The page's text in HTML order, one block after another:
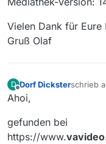
Vielen Dank für Eure
Gruß Olaf
D
Offline
Dorf Dicksterschrieb
zuletzt
Ahoi,
gefunden bei
https://www.